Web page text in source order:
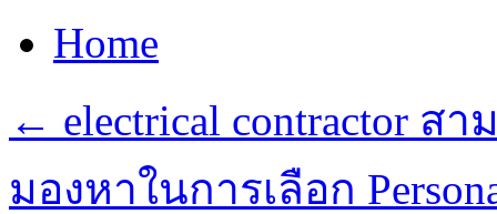
Home
← electrical contractor
มองหาในการเลือก